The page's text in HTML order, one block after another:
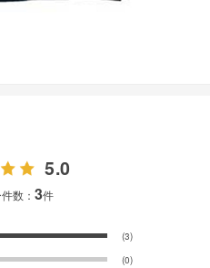
5.0
数：3件
(3)
(0)